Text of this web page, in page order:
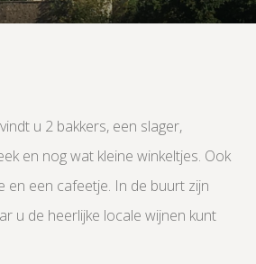
u 2 bakkers, een slager,
en nog wat kleine winkeltjes. Ook
en een cafeetje. In de buurt zijn
u de heerlijke locale wijnen kunt